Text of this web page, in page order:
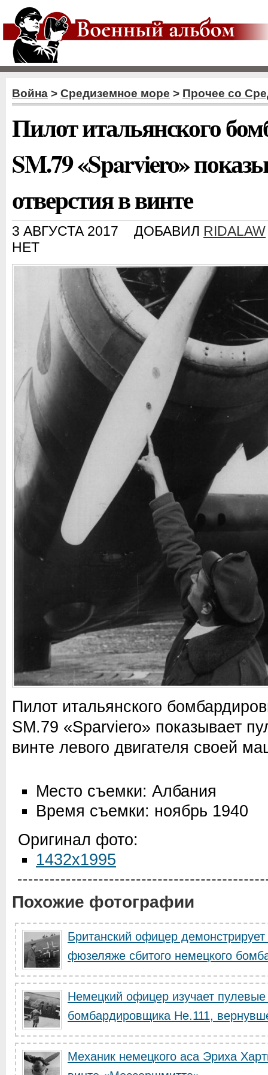
Война > Средиземное море > Прочее со
Пилот итальянского
SM.79 «Sparviero»
отверстия в винте
3 АВГУСТА 2017 ДОБАВИЛ RIDALAW
НЕТ
Пилот итальянского
SM.79 «Sparviero» показывает
винте левого двигателя своей
Место съемки: Албания
Время съемки: ноябрь 1940
Оригинал фото:
1432x1995
Похожие фотографии
Британский офицер
фюзеляже сбитого немецкого
Немецкий офицер изучает
бомбардировщика He.111,
Механик немецкого аса Эриха